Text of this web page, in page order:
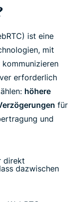
ist eine
mit
erforderlich
höhere
für
und